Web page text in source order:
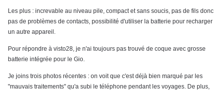
Les plus : increvable au niveau pile, compact et sans soucis, pas de fils donc
pas de problèmes de contacts, possibilité d'utiliser la batterie pour recharger
un autre appareil.
Pour répondre à visto28, je n'ai toujours pas trouvé de coque avec grosse
batterie intégrée pour le Gio.
Je joins trois photos récentes : on voit que c'est déjà bien marqué par les
"mauvais traitements" qu'a subi le téléphone pendant les voyages. De plus,